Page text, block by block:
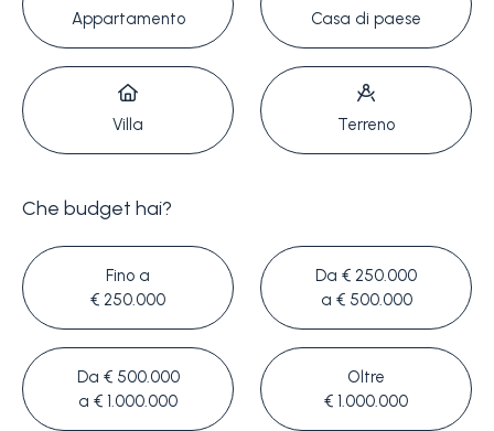
Appartamento Casa di paese
Villa Terreno
Che budget hai?
Fino a
€ 250.000
Da € 250.000
a € 500.000
Da € 500.000
a € 1.000.000
Oltre
€ 1.000.000
servizi
La
Blog
Contatti
Preferiti
0)
Tipologia
multiscelta
Qualsiasi
Residenziali
Terreni